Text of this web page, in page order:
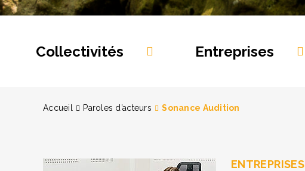
Collectivités Entreprises
Accueil Paroles d’acteurs Sonance Audition
ENTREPRISES